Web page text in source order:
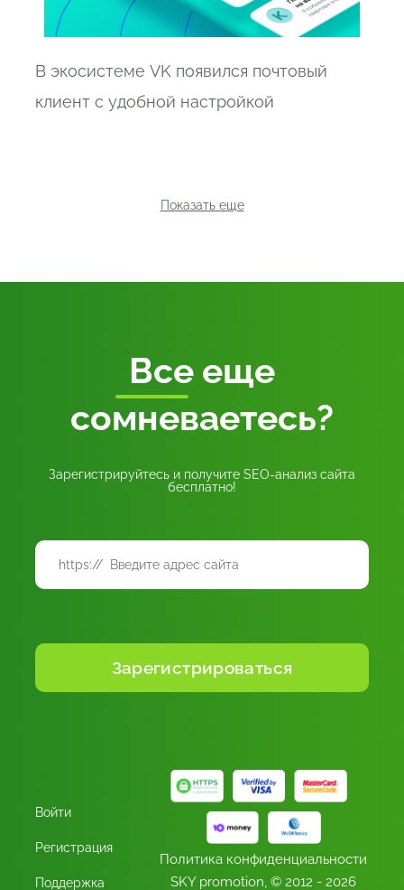
В экосистеме VK появился почтовый
клиент с удобной настройкой
Показать еще
Все еще
сомневаетесь?
Зарегистрируйтесь и получите SEO-анализ сайта
бесплатно!
Войти
Регистрация
Поддержка
Политика конфиденциальности
SKY promotion, © 2012 - 2026